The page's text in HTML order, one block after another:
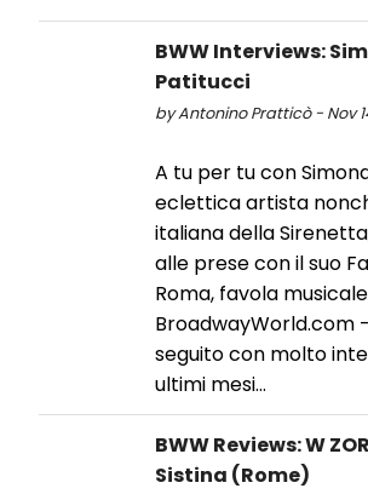
BWW Interviews:
Patitucci
by Antonino Pratticò - Nov
A tu per tu con
eclettica artista
italiana della
alle prese con il suo
Roma, favola
BroadwayWorld.com
seguito con molto
ultimi mesi...
BWW Reviews: W
Sistina (Rome)